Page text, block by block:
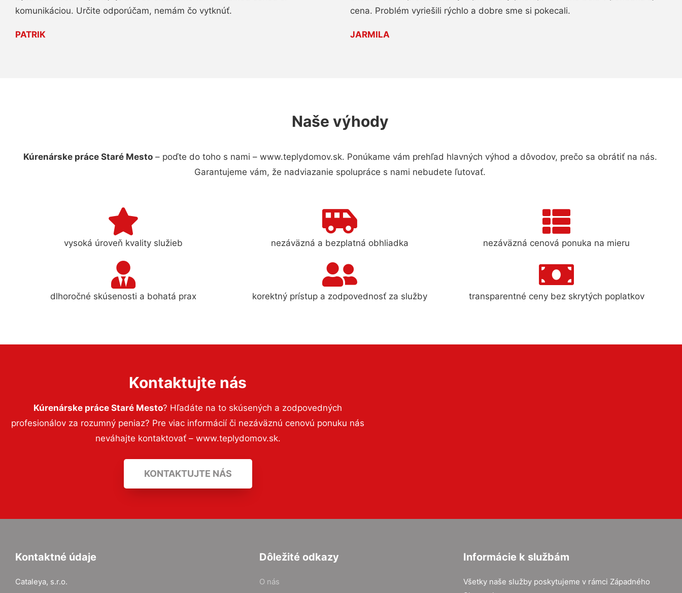
komunikáciou. Určite odporúčam, nemám čo vytknúť.
PATRIK
cena. Problém vyriešili rýchlo a dobre sme si pokecali.
JARMILA
Naše výhody
Kúrenárske práce Staré Mesto– poďte do toho s nami – www.teplydomov.sk. Ponúkame vám prehľad hlavných výhod a dôvodov, prečo sa obrátiť na nás.
Garantujeme vám, že nadviazanie spolupráce s nami nebudete ľutovať.
vysoká úroveň kvality služieb nezáväzná a bezplatná obhliadka nezáväzná cenová ponuka na mieru
dlhoročné skúsenosti a bohatá prax korektný prístup a zodpovednosť za služby transparentné ceny bez skrytých poplatkov
Kontaktujte nás
Kúrenárske práce Staré Mesto? Hľadáte na to skúsených a zodpovedných
profesionálov za rozumný peniaz? Pre viac informácií či nezáväznú cenovú ponuku nás
neváhajte kontaktovať – www.teplydomov.sk.
KONTAKTUJTE NÁS
Kontaktné údaje
Cataleya, s.r.o.
Dôležité odkazy
O nás
Informácie k službám
Všetky naše služby poskytujeme v rámci Západného